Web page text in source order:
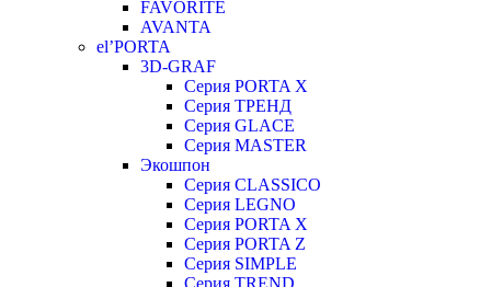
FAVORITE
AVANTA
el’PORTA
3D-GRAF
Серия PORTA X
Серия ТРЕНД
Серия GLACE
Серия MASTER
Экошпон
Серия CLASSICO
Серия LEGNO
Серия PORTA X
Серия PORTA Z
Серия SIMPLE
Серия TREND